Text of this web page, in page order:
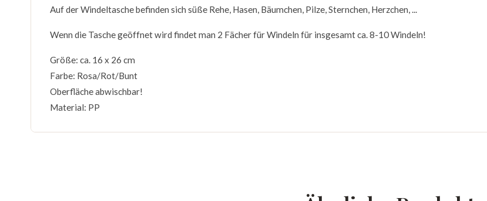
Auf der Windeltasche befinden sich süße Rehe, Hasen, Bäumchen, Pilze, Sternchen, Herzchen, ...
Wenn die Tasche geöffnet wird findet man 2 Fächer für Windeln für insgesamt ca. 8-10 Windeln!
Größe: ca. 16 x 26 cm
Farbe: Rosa/Rot/Bunt
Oberfläche abwischbar!
Material: PP